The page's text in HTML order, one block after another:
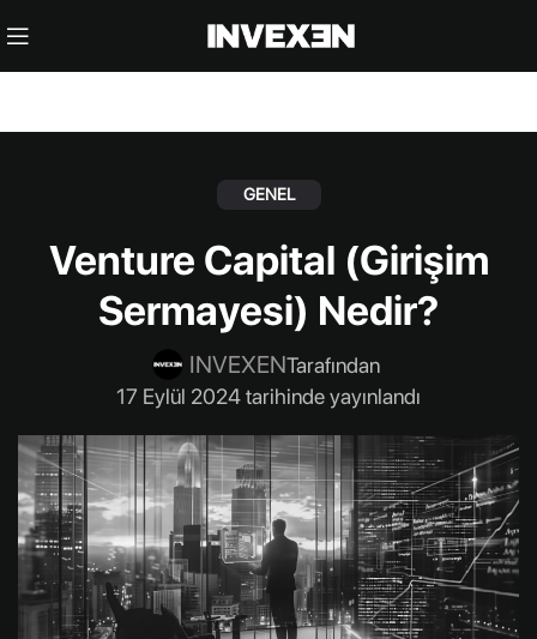
GENEL
Venture Capital (Girişim
Sermayesi) Nedir?
INVEXENTarafından
17 Eylül 2024 tarihinde yayınlandı